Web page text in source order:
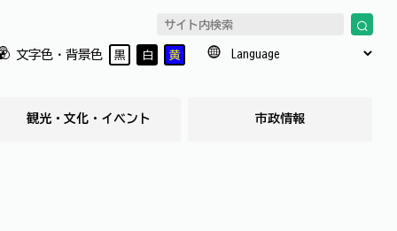
文字色・背景色 黒 白 黄
観光・文化・イベント 市政情報